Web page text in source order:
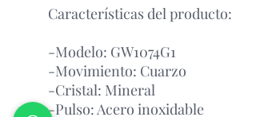
Características del producto:
-Modelo: GW1074G1
-Movimiento: Cuarzo
-Cristal: Mineral
-Pulso: Acero inoxidable